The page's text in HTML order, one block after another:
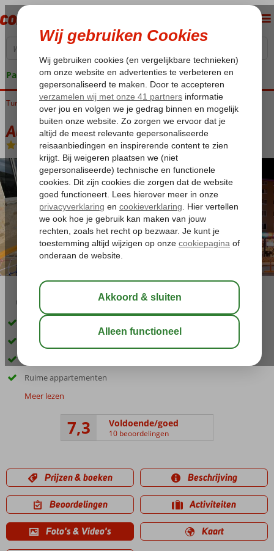
Pakketgarantie
Home
Turkije Turkse Riviera Alanya Alanya-Centrum Atak Apart Hotel
Atak Apart Hotel
Logies en ontbijt -Appartement
03:45
Gelegen in Alanya
Kleinschalig familiecomplex
Ruime appartementen
Meer lezen
7,3 Voldoende/goed
10 beoordelingen
Prijzen & boeken Beschrijving
Beoordelingen Activiteiten
Foto's & Video's Kaart